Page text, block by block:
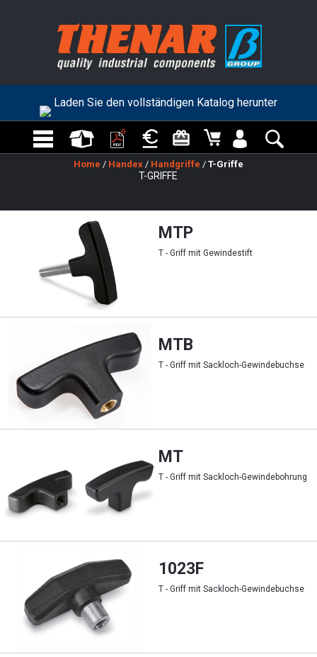
Laden Sie den vollständigen Katalog herunter
Home / Handex/ Handgriffe / T-Griffe
T-GRIFFE
MTP
T - Griff mit Gewindestift
MTB
T - Griff mit Sackloch-Gewindebuchse
MT
T - Griff mit Sackloch-Gewindebohrung
1023F
T - Griff mit Sackloch-Gewindebuchse